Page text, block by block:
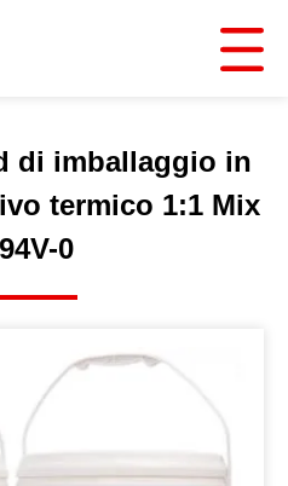
di imballaggio in
termico 1:1 Mix
0